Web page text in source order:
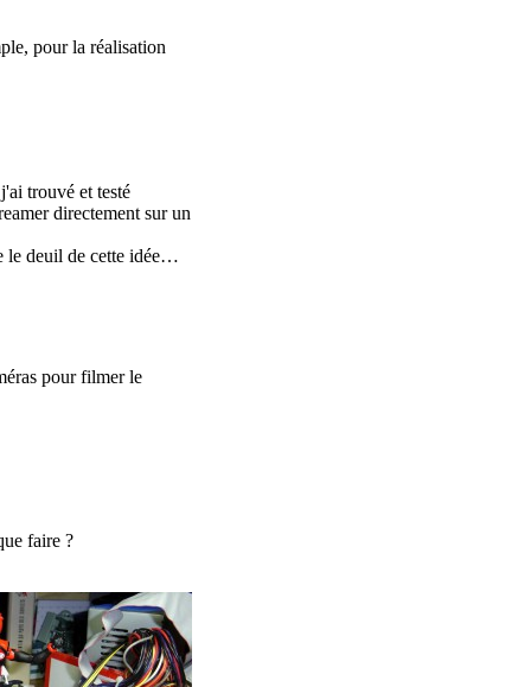
pour la réalisation
trouvé et testé
directement sur un
le deuil de cette idée…
pour filmer le
faire ?